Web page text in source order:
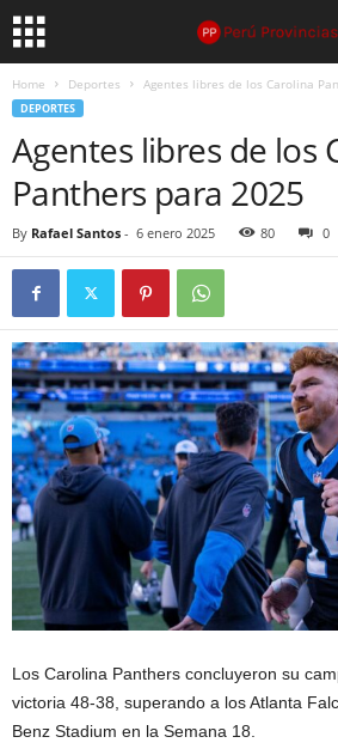
Home Deportes Agentes libres de los Carolina
DEPORTES
Agentes libres de los
Panthers para 2025
By Rafael Santos - 6 enero 2025 80 0
Los Carolina Panthers concluyeron su
victoria 48-38, superando a los Atlanta
Benz Stadium en la Semana 18.